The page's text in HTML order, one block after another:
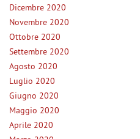
Dicembre 2020
Novembre 2020
Ottobre 2020
Settembre 2020
Agosto 2020
Luglio 2020
Giugno 2020
Maggio 2020
Aprile 2020